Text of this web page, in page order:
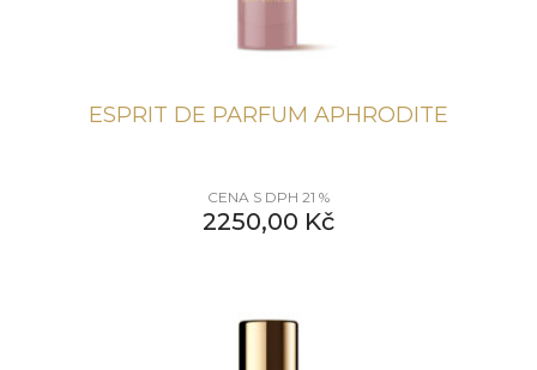
ESPRIT DE PARFUM APHRODITE
CENA S DPH 21 %
2250,00 Kč